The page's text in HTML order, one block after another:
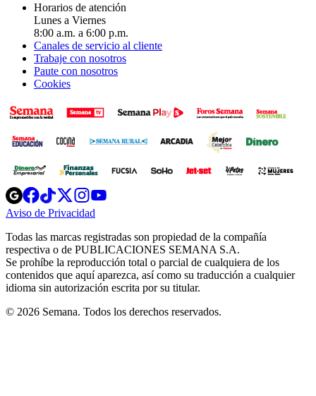
Horarios de atención
Lunes a Viernes
8:00 a.m. a 6:00 p.m.
Canales de servicio al cliente
Trabaje con nosotros
Paute con nosotros
Cookies
Opens
in
new
Opens
in
new
Opens
in
new
window
Opens
new
windowwindow
Aviso de Privacidad
new
window
Todas las marcas registradas son propiedad de la compañía
respectiva o de PUBLICACIONES SEMANA S.A.
Se prohíbe la reproducción total o parcial de cualquiera de los
contenidos que aquí aparezca, así como su traducción a cualquier
idioma sin autorización escrita por su titular.
© 2026 Semana. Todos los derechos reservados.